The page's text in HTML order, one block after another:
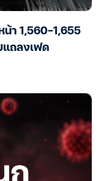
า 1,560-1,655
แถลงเฟด